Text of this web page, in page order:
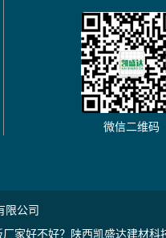
微信二维码
限公司
家好不好？陕西凯盛达建材